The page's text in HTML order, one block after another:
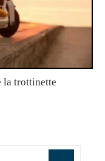
la trottinette